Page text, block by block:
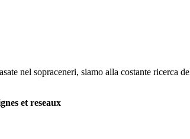
nel sopraceneri, siamo alla costante
et reseaux